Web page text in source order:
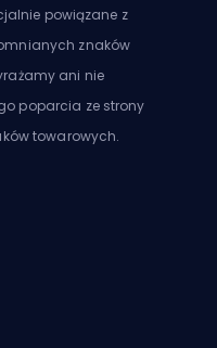
powiązane z
znaków
ani nie
poparcia ze strony
towarowych.